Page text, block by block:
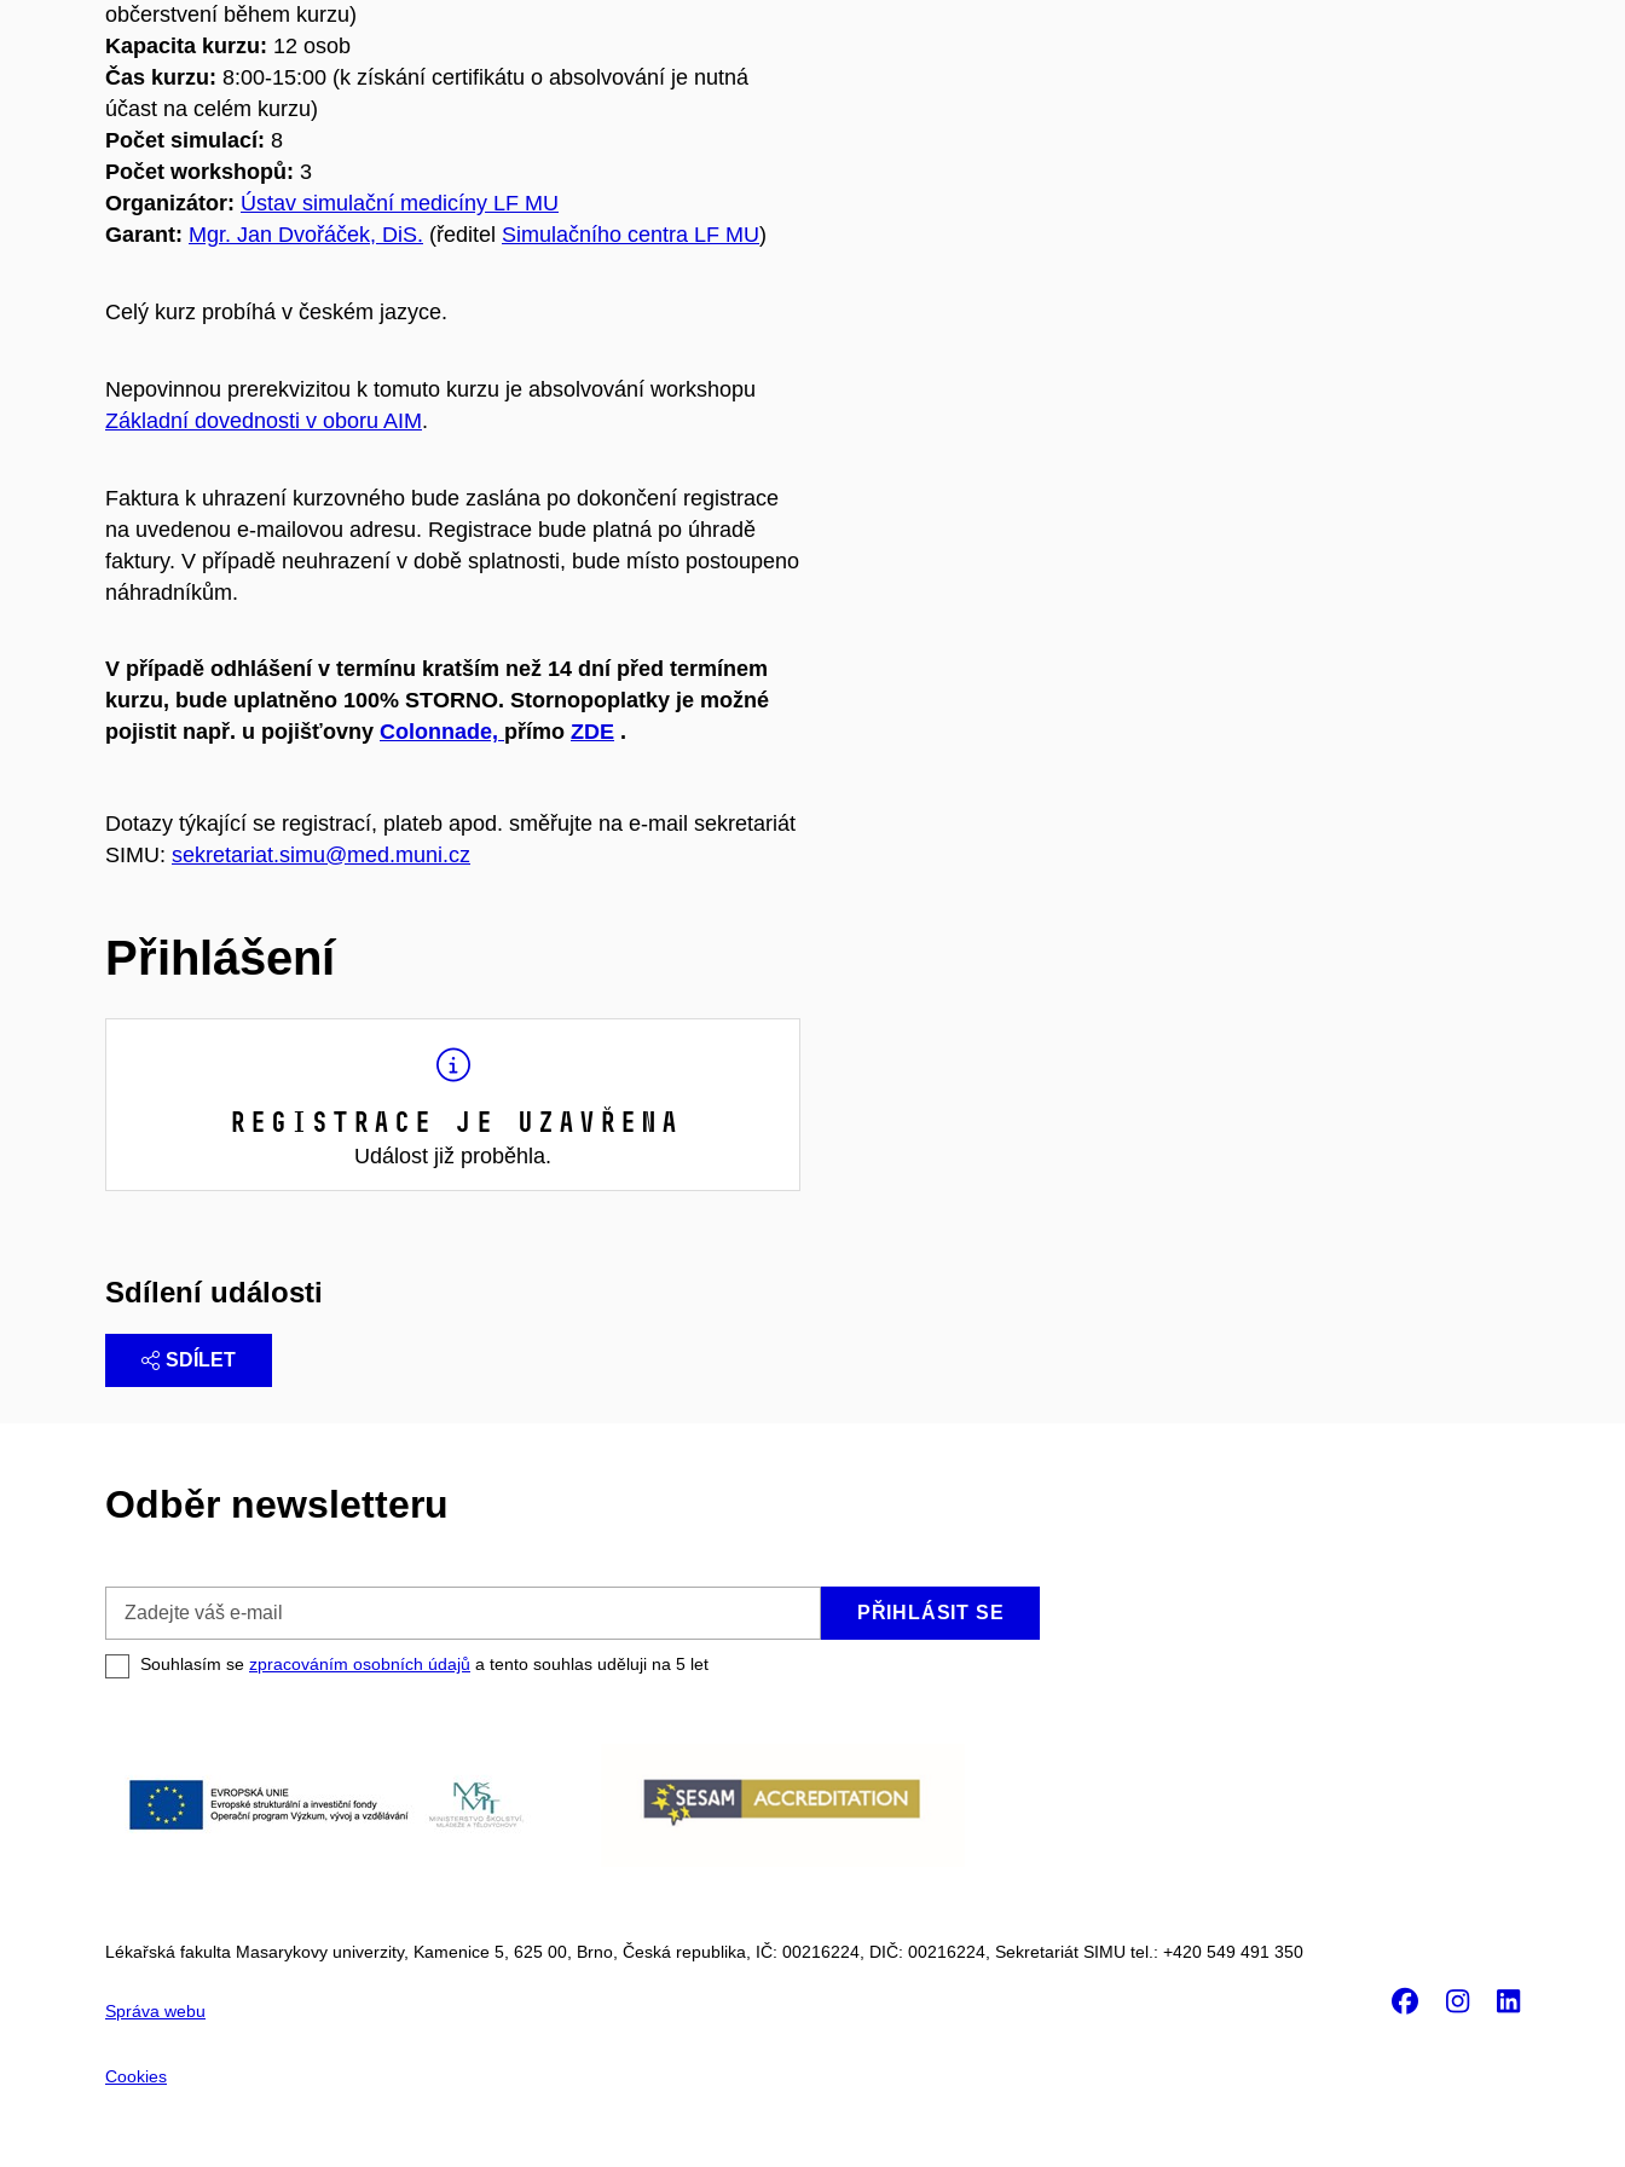
občerstvení během kurzu)
Kapacita kurzu: 12 osob
Čas kurzu: 8:00-15:00 (k získání certifikátu o absolvování je nutná
účast na celém kurzu)
Počet simulací: 8
Počet workshopů: 3
Organizátor: Ústav simulační medicíny LF MU
Garant: Mgr. Jan Dvořáček, DiS. (ředitel Simulačního centra LF MU)
Celý kurz probíhá v českém jazyce.
Nepovinnou prerekvizitou k tomuto kurzu je absolvování workshopu
Základní dovednosti v oboru AIM.
Faktura k uhrazení kurzovného bude zaslána po dokončení registrace
na uvedenou e-mailovou adresu. Registrace bude platná po úhradě
faktury. V případě neuhrazení v době splatnosti, bude místo postoupeno
náhradníkům.
V případě odhlášení v termínu kratším než 14 dní před termínem
kurzu, bude uplatněno 100% STORNO. Stornopoplatky je možné
pojistit např. u pojišťovny Colonnade, přímo ZDE .
Dotazy týkající se registrací, plateb apod. směřujte na e-mail sekretariát
SIMU: sekretariat.simu@med.muni.cz
Přihlášení
Registrace je uzavřena
Událost již proběhla.
Sdílení události
SDÍLET
Odběr newsletteru
e-
mail
PŘIHLÁSIT SE
Souhlasím se zpracováním osobních údajů a tento souhlas uděluji na 5 let
Lékařská fakulta Masarykovy univerzity, Kamenice 5, 625 00, Brno, Česká republika, IČ: 00216224 , DIČ: 00216224, Sekretariát SIMU tel.: +420 549 491 350
Správa webu
Cookies
Facebook